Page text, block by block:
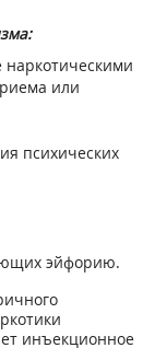
наркотическими
или
психических
эйфорию.
инъекционное